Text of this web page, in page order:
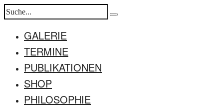
GALERIE
TERMINE
PUBLIKATIONEN
SHOP
PHILOSOPHIE